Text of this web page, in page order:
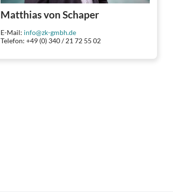
Matthias von Schaper
E-Mail: info@zk-gmbh.de
Telefon: +49 (0) 340 / 21 72 55 02